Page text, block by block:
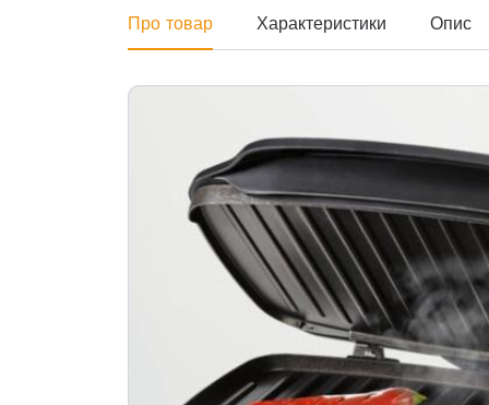
Про товар Характеристики Опис